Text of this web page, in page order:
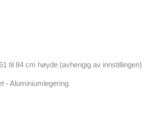
til 84 cm høyde (avhengig av innstillingen)
- Aluminiumlegering